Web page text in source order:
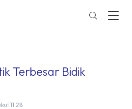
Terbesar Bidik
11:28